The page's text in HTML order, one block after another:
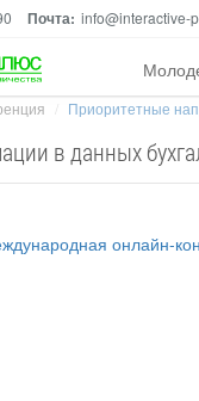
Почта: info@interactive-
Приоритетные
в данных
онлайн-